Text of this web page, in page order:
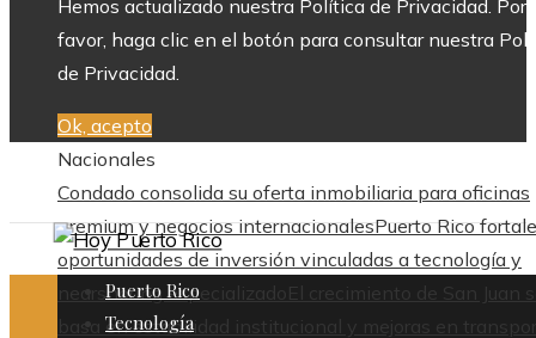
Hemos actualizado nuestra Política de Privacidad. Por
favor, haga clic en el botón para consultar nuestra
de Privacidad.
Ok, acepto
Nacionales
Condado consolida su oferta inmobiliaria para oficinas
premium y negocios internacionalesPuerto Rico
oportunidades de inversión vinculadas a tecnología y
nearshoring especializado El crecimiento de San Juan
basa en estabilidad institucional y mejoras en
Puerto Rico
Tecnología